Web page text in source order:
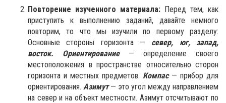
Повторение изученного материала: Перед тем, как
приступить к выполнению заданий, давайте немного
повторим, то что мы изучили по первому разделу:
Основные стороны горизон­та — север, юг, запад,
восток.
Ориентирование— определение своего
местоположения в пространстве от­носительно сторон
горизонта и местных предметов. Компас— прибор для
ориентирования. Азимут— это угол между направлением
на север и на объект местности. Азимут отсчитывают по